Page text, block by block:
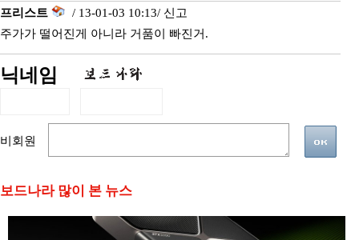
프리스트
/ 13-01-03 10:13/ 신고
주가가 떨어진게 아니라 거품이 빠진거.
닉네임
비회원
보드나라 많이 본 뉴스